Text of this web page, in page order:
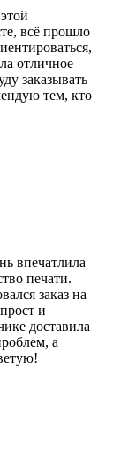
всё прошло
отличное
заказывать
тем, кто
впечатлила
печати.
заказ на
и
доставила
а